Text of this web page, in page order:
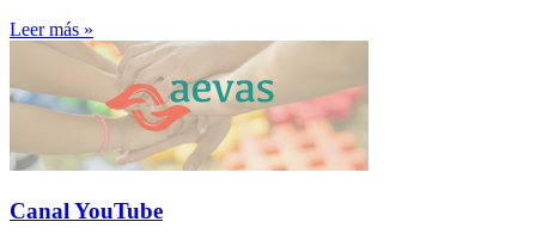
Leer más »
Canal YouTube